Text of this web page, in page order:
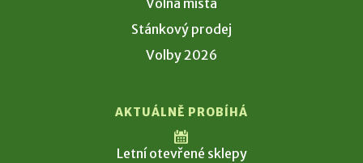
Volná místa
Stánkový prodej
Volby 2026
AKTUÁLNĚ PROBÍHÁ
Letní otevřené sklepy